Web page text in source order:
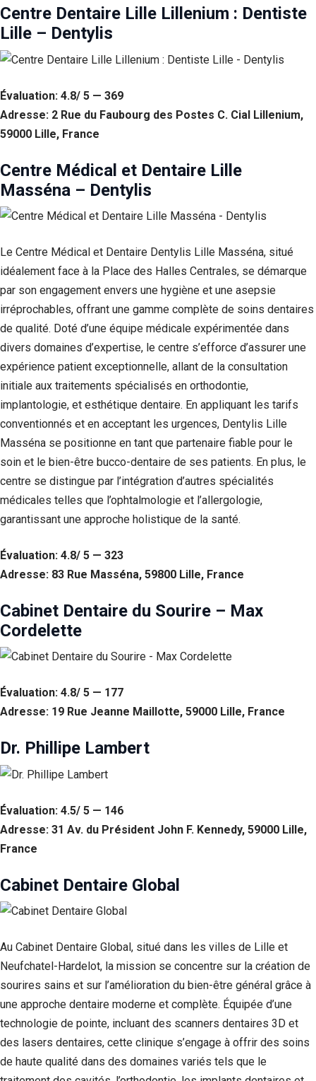
Centre Dentaire Lille Lillenium : Dentiste
Lille – Dentylis
Évaluation: 4.8/ 5 — 369
Adresse: 2 Rue du Faubourg des Postes C. Cial Lillenium,
59000 Lille, France
Centre Médical et Dentaire Lille
Masséna – Dentylis
Le Centre Médical et Dentaire Dentylis Lille Masséna, situé
idéalement face à la Place des Halles Centrales, se démarque
par son engagement envers une hygiène et une asepsie
irréprochables, offrant une gamme complète de soins dentaires
de qualité. Doté d’une équipe médicale expérimentée dans
divers domaines d’expertise, le centre s’efforce d’assurer une
expérience patient exceptionnelle, allant de la consultation
initiale aux traitements spécialisés en orthodontie,
implantologie, et esthétique dentaire. En appliquant les tarifs
conventionnés et en acceptant les urgences, Dentylis Lille
Masséna se positionne en tant que partenaire fiable pour le
soin et le bien-être bucco-dentaire de ses patients. En plus, le
centre se distingue par l’intégration d’autres spécialités
médicales telles que l’ophtalmologie et l’allergologie,
garantissant une approche holistique de la santé.
Évaluation: 4.8/ 5 — 323
Adresse: 83 Rue Masséna, 59800 Lille, France
Cabinet Dentaire du Sourire – Max
Cordelette
Évaluation: 4.8/ 5 — 177
Adresse: 19 Rue Jeanne Maillotte, 59000 Lille, France
Dr. Phillipe Lambert
Évaluation: 4.5/ 5 — 146
Adresse: 31 Av. du Président John F. Kennedy, 59000 Lille,
France
Cabinet Dentaire Global
Au Cabinet Dentaire Global, situé dans les villes de Lille et
Neufchatel-Hardelot, la mission se concentre sur la création de
sourires sains et sur l’amélioration du bien-être général grâce à
une approche dentaire moderne et complète. Équipée d’une
technologie de pointe, incluant des scanners dentaires 3D et
des lasers dentaires, cette clinique s’engage à offrir des soins
de haute qualité dans des domaines variés tels que le